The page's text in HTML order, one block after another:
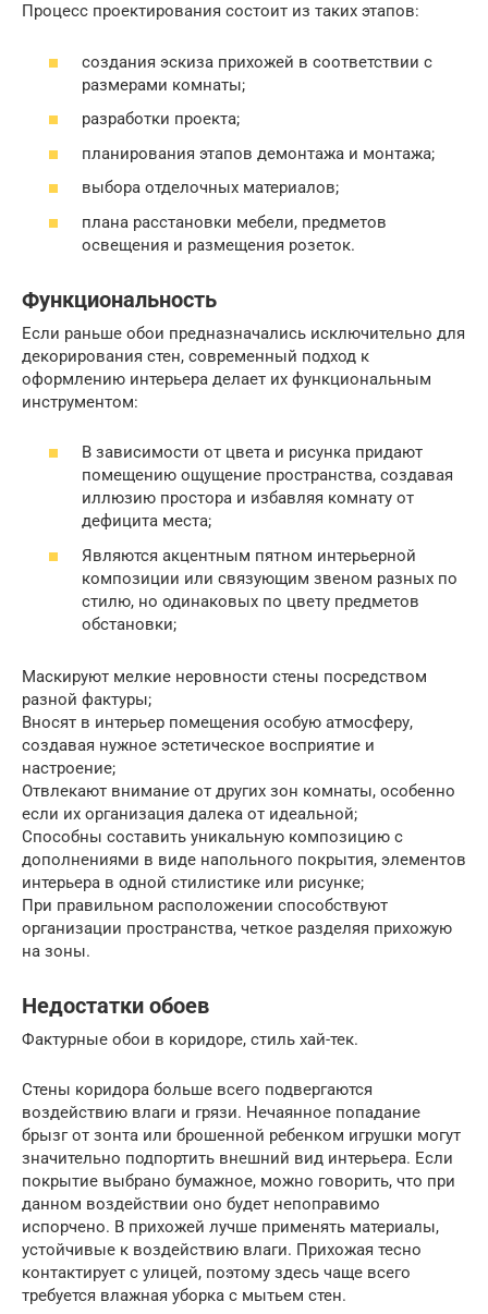
Процесс проектирования состоит из таких этапов:
создания эскиза прихожей в соответствии с
размерами комнаты;
разработки проекта;
планирования этапов демонтажа и монтажа;
выбора отделочных материалов;
плана расстановки мебели, предметов
освещения и размещения розеток.
Функциональность
Если раньше обои предназначались исключительно для
декорирования стен, современный подход к
оформлению интерьера делает их функциональным
инструментом:
В зависимости от цвета и рисунка придают
помещению ощущение пространства, создавая
иллюзию простора и избавляя комнату от
дефицита места;
Являются акцентным пятном интерьерной
композиции или связующим звеном разных по
стилю, но одинаковых по цвету предметов
обстановки;
Маскируют мелкие неровности стены посредством
разной фактуры;
Вносят в интерьер помещения особую атмосферу,
создавая нужное эстетическое восприятие и
настроение;
Отвлекают внимание от других зон комнаты, особенно
если их организация далека от идеальной;
Способны составить уникальную композицию с
дополнениями в виде напольного покрытия, элементов
интерьера в одной стилистике или рисунке;
При правильном расположении способствуют
организации пространства, четкое разделяя прихожую
на зоны.
Недостатки обоев
Фактурные обои в коридоре, стиль хай-тек.
Стены коридора больше всего подвергаются
воздействию влаги и грязи. Нечаянное попадание
брызг от зонта или брошенной ребенком игрушки могут
значительно подпортить внешний вид интерьера. Если
покрытие выбрано бумажное, можно говорить, что при
данном воздействии оно будет непоправимо
испорчено. В прихожей лучше применять материалы,
устойчивые к воздействию влаги. Прихожая тесно
контактирует с улицей, поэтому здесь чаще всего
требуется влажная уборка с мытьем стен.